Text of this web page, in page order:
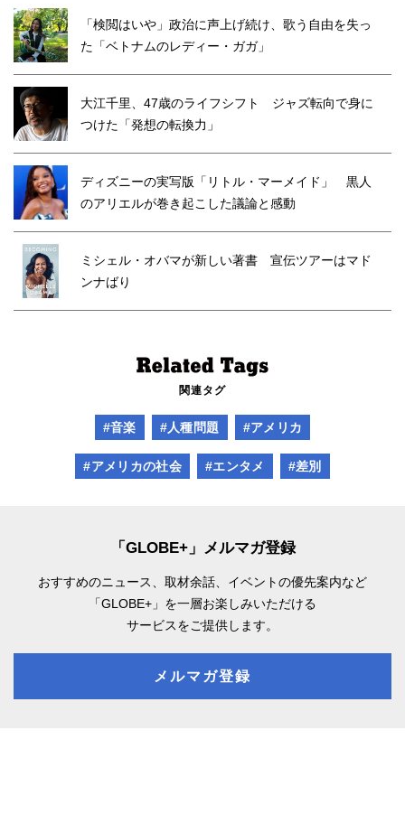
「検閲はいや」政治に声上げ続け、歌う自由を失っ
た「ベトナムのレディー・ガガ」
大江千里、47歳のライフシフト ジャズ転向で身に
つけた「発想の転換力」
ディズニーの実写版「リトル・マーメイド」 黒人
のアリエルが巻き起こした議論と感動
ミシェル・オバマが新しい著書 宣伝ツアーはマド
ンナばり
関連タグ
#音楽 #人種問題 #アメリカ
#アメリカの社会 #エンタメ #差別
「GLOBE+」メルマガ登録
おすすめのニュース、取材余話、 イベントの優先案内など
「GLOBE+」を一層お楽しみいただける
サービスをご提供します。
メルマガ登録